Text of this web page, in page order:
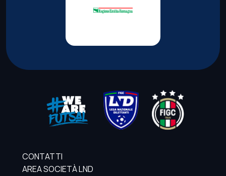
CONTATTI
AREA SOCIETÀ LND